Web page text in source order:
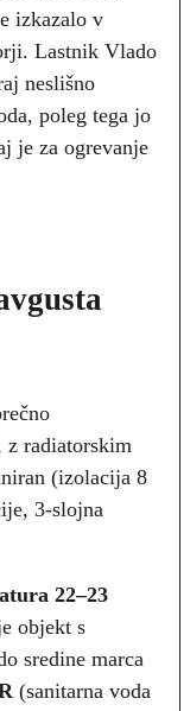
izkazalo v
Lastnik Vlado
neslišno
poleg tega jo
je za ogrevanje
z radiatorskim
(izolacija 8
3-slojna
22–23
objekt s
sredine marca
(sanitarna voda